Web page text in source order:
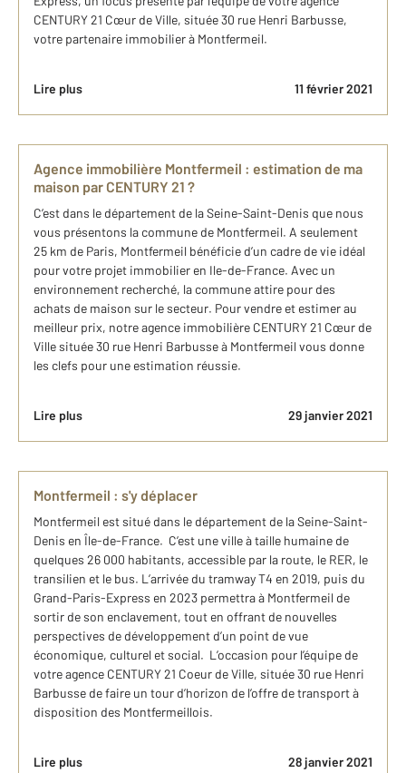
CENTURY 21 Cœur de Ville, située 30 rue Henri Barbusse,
votre partenaire immobilier à Montfermeil.
Lire plus 11 février 2021
Agence immobilière Montfermeil : estimation de ma
maison par CENTURY 21 ?
C’est dans le département de la Seine-Saint-Denis que nous
vous présentons la commune de Montfermeil. A seulement
25 km de Paris, Montfermeil bénéficie d’un cadre de vie idéal
pour votre projet immobilier en Ile-de-France. Avec un
environnement recherché, la commune attire pour des
achats de maison sur le secteur. Pour vendre et estimer au
meilleur prix, notre agence immobilière CENTURY 21 Cœur de
Ville située 30 rue Henri Barbusse à Montfermeil vous donne
les clefs pour une estimation réussie.
Lire plus 29 janvier 2021
Montfermeil : s'y déplacer
Montfermeil est situé dans le département de la Seine-Saint-
Denis en Île-de-France. C’est une ville à taille humaine de
quelques 26 000 habitants, accessible par la route, le RER, le
transilien et le bus. L’arrivée du tramway T4 en 2019, puis du
Grand-Paris-Express en 2023 permettra à Montfermeil de
sortir de son enclavement, tout en offrant de nouvelles
perspectives de développement d’un point de vue
économique, culturel et social. L’occasion pour l’équipe de
votre agence CENTURY 21 Coeur de Ville, située 30 rue Henri
Barbusse de faire un tour d’horizon de l’offre de transport à
disposition des Montfermeillois.
Lire plus 28 janvier 2021